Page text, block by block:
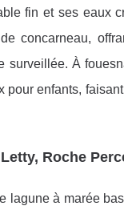
fin et ses eaux
concarneau,
surveillée. À
enfants,
Roche
lagune à marée